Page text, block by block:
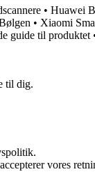
• Huawei
• Xiaomi
guide til produktet
til dig.
vores